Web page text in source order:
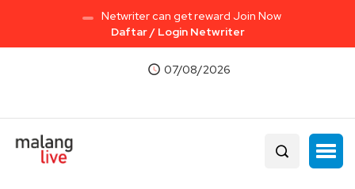
Netwriter can get reward Join Now
Daftar / Login Netwriter
07/08/2026